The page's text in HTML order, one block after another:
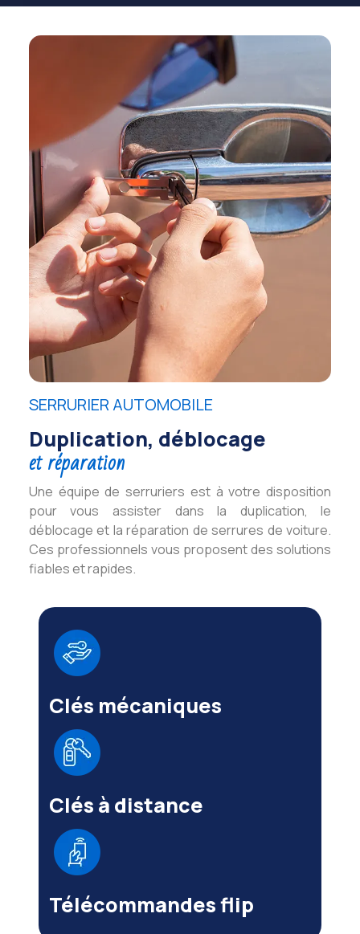
SERRURIER AUTOMOBILE
Duplication, déblocage
et réparation
Une équipe de serruriers est à votre disposition
pour vous assister dans la duplication, le
déblocage et la réparation de serrures de voiture.
Ces professionnels vous proposent des solutions
fiables et rapides.
Clés mécaniques
Clés à distance
Télécommandes flip